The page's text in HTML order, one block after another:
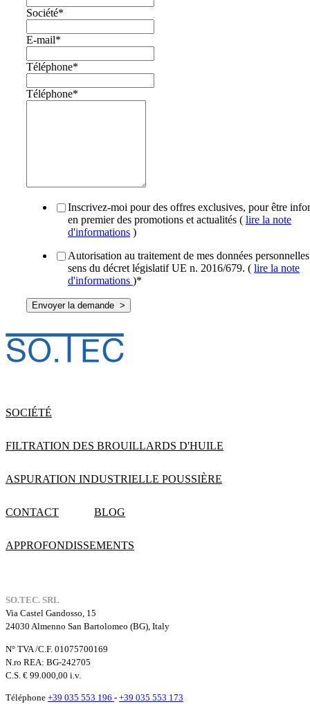
Société*
E-mail*
Téléphone*
Téléphone*
Inscrivez-moi pour des offres exclusives, pour être
en premier des promotions et actualités ( lire la note
d'informations )
Autorisation au traitement de mes données
sens du décret législatif UE n. 2016/679. ( lire la note
d'informations )*
SOCIÉTÉ
FILTRATION DES BROUILLARDS D'HUILE
ASPURATION INDUSTRIELLE POUSSIÈRE
CONTACT BLOG
APPROFONDISSEMENTS
SO.TEC. SRL
Via Castel Gandosso, 15
24030 Almenno San Bartolomeo (BG), Italy
N° TVA /C.F. 01075700169
N.ro REA: BG-242705
C.S. € 99.000,00 i.v.
Téléphone +39 035 553 196 - +39 035 553 173